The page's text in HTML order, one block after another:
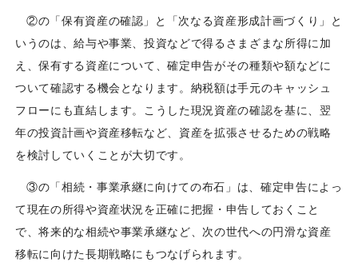
②の「保有資産の確認」と「次なる資産形成計画づくり」と
いうのは、給与や事業、投資などで得るさまざまな所得に加
え、保有する資産について、確定申告がその種類や額などに
ついて確認する機会となります。納税額は手元のキャッシュ
フローにも直結します。こうした現況資産の確認を基に、翌
年の投資計画や資産移転など、資産を拡張させるための戦略
を検討していくことが大切です。
③の「相続・事業承継に向けての布石」は、確定申告によっ
て現在の所得や資産状況を正確に把握・申告しておくこと
で、将来的な相続や事業承継など、次の世代への円滑な資産
移転に向けた長期戦略にもつなげられます。